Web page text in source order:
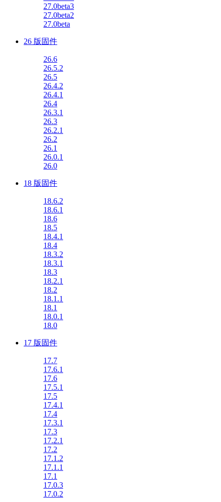
27.0beta3
27.0beta2
27.0beta
26 版固件
26.6
26.5.2
26.5
26.4.2
26.4.1
26.4
26.3.1
26.3
26.2.1
26.2
26.1
26.0.1
26.0
18 版固件
18.6.2
18.6.1
18.6
18.5
18.4.1
18.4
18.3.2
18.3.1
18.3
18.2.1
18.2
18.1.1
18.1
18.0.1
18.0
17 版固件
17.7
17.6.1
17.6
17.5.1
17.5
17.4.1
17.4
17.3.1
17.3
17.2.1
17.2
17.1.2
17.1.1
17.1
17.0.3
17.0.2